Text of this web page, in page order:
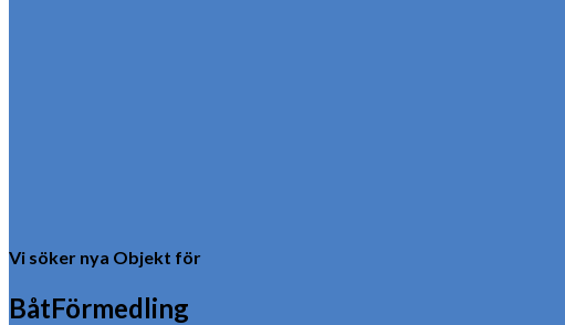
Vi söker nya Objekt för
BåtFörmedling